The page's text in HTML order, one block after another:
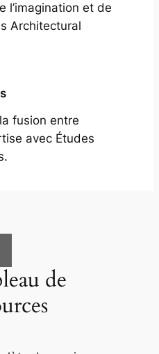
l’imagination et de
Architectural
fusion entre
avec Études
de